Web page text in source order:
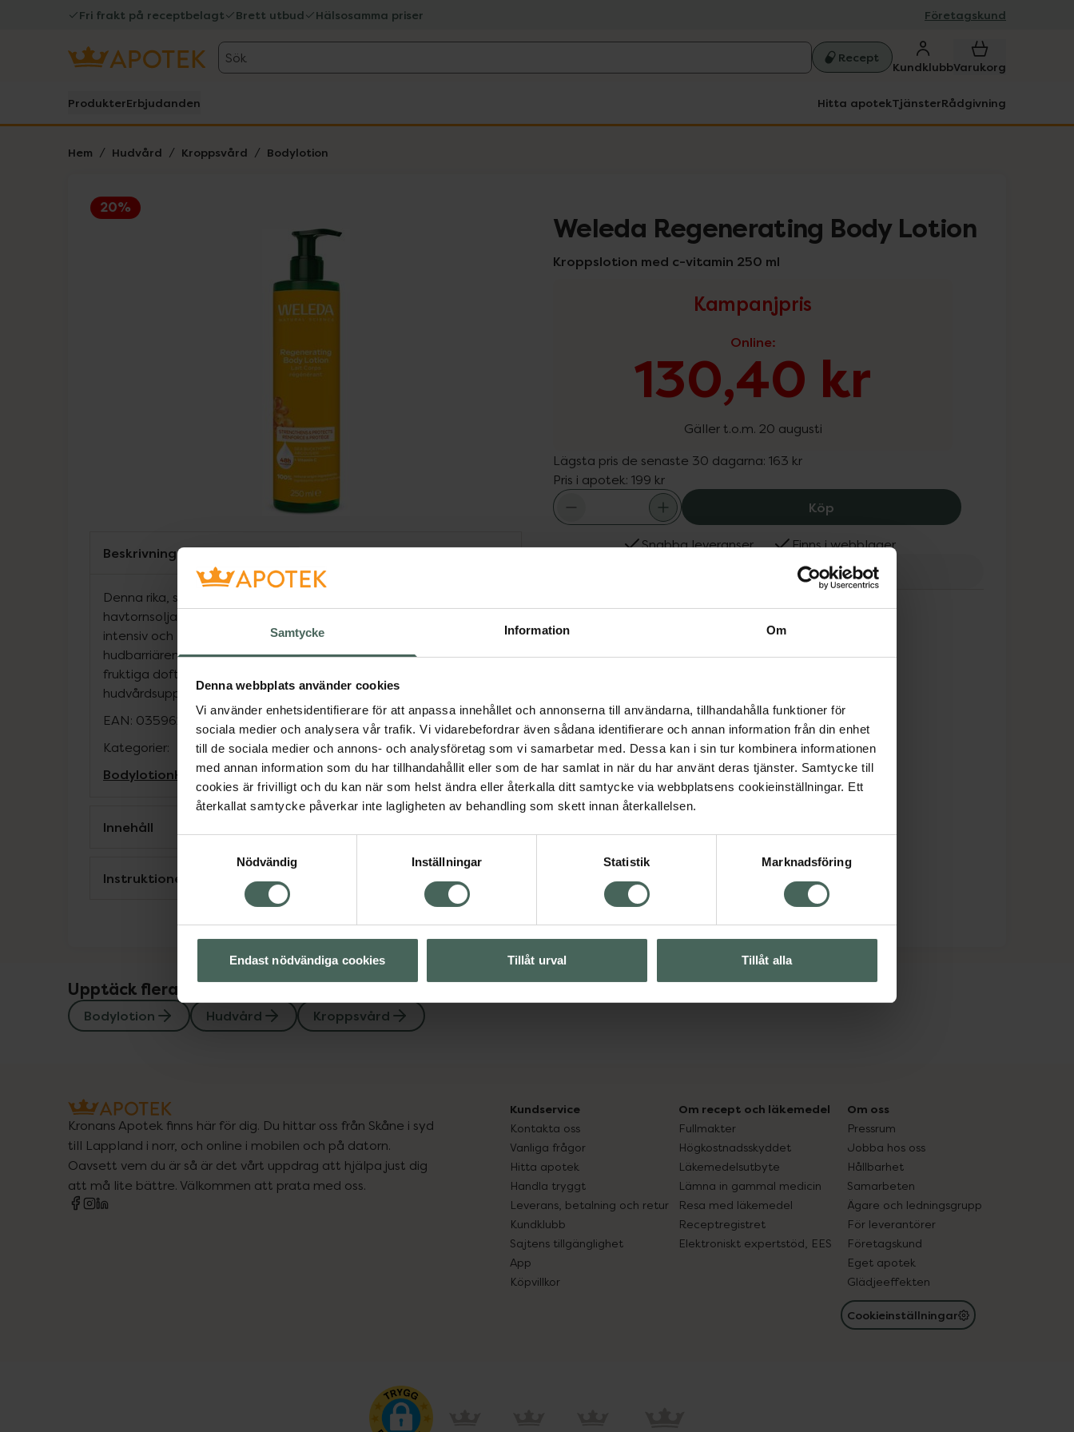
Samtycke Information Om
Denna webbplats använder cookies
Vi använder enhetsidentifierare för att anpassa innehållet och annonserna till användarna, tillhandahålla funktioner för
sociala medier och analysera vår trafik. Vi vidarebefordrar även sådana identifierare och annan information från din enhet
till de sociala medier och annons- och analysföretag som vi samarbetar med. Dessa kan i sin tur kombinera informationen
med annan information som du har tillhandahållit eller som de har samlat in när du har använt deras tjänster. Samtycke till
cookies är frivilligt och du kan när som helst ändra eller återkalla ditt samtycke via webbplatsens cookieinställningar. Ett
återkallat samtycke påverkar inte lagligheten av behandling som skett innan återkallelsen.
Nödvändig
Inställningar Statistik Marknadsföring
Endast nödvändiga cookies Tillåt urval Tillåt alla
Fri frakt på receptbelagt Brett utbud Hälsosamma priser Företagskund
Sök Recept
KundklubbVarukorg
ProdukterErbjudanden Hitta apotekTjänsterRådgivning
Hem Hudvård Kroppsvård Bodylotion
20%
Lista: . Innehåller 1 objekt.
Weleda Regenerating Body Lotion
Kroppslotion med c-vitamin 250 ml
Kampanjpris
Online:
130,40 kr
Gäller t.o.m. 20 augusti
Lägsta pris de senaste 30 dagarna: 163 kr
Pris i apotek: 199 kr
Köp Weleda Regenerating Body Lotion,
Snabba leveranser Finns i webblager
Beskrivning Dölj
Denna rika, snabbt absorberande lotion med ekologisk
havtornsolja, arganolja, kakaosmör och vitamin C ger torr hud
intensiv och långvarig fukt. Den regenererar, stärker och skyddar
hudbarriären. Huden lugnas och känns behaglig. Den fräscha,
fruktiga doften gör appliceringen till en uppfriskande
hudvårdsupplevelse.
EAN: 03596200056178
Kategorier:
BodylotionHudvårdKroppsvård
Innehåll
Instruktioner
Upptäck flera produkter inom
Bodylotion Hudvård Kroppsvård
Kronans Apotek finns här för dig. Du hittar oss från Skåne i syd
till Lappland i norr, och online i mobilen och på datorn.
Oavsett vem du är så är det vårt uppdrag att hjälpa just dig
att må lite bättre. Välkommen att prata med oss.
Kundservice
Kontakta oss
Vanliga frågor
Hitta apotek
Handla tryggt
Leverans, betalning och retur
Kundklubb
Sajtens tillgänglighet
App
Köpvillkor
Om recept och läkemedel
Fullmakter
Högkostnadsskyddet
Läkemedelsutbyte
Lämna in gammal medicin
Resa med läkemedel
Receptregistret
Elektroniskt expertstöd, EES
Om oss
Pressrum
Jobba hos oss
Hållbarhet
Samarbeten
Ägare och ledningsgrupp
För leverantörer
Företagskund
Eget apotek
Glädjeeffekten
Cookieinställningar